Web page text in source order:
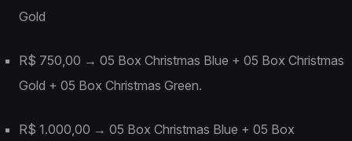
Gold
R$ 750,00 → 05 Box Christmas Blue + 05 Box Christmas
Gold + 05 Box Christmas Green.
R$ 1.000,00 → 05 Box Christmas Blue + 05 Box